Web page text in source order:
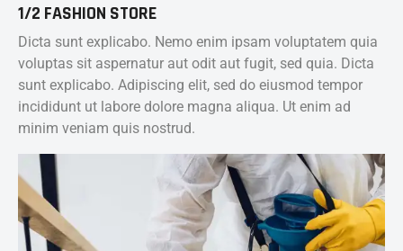
1/2 FASHION STORE
Dicta sunt explicabo. Nemo enim ipsam voluptatem quia
voluptas sit aspernatur aut odit aut fugit, sed quia. Dicta
sunt explicabo. Adipiscing elit, sed do eiusmod tempor
incididunt ut labore dolore magna aliqua. Ut enim ad
minim veniam quis nostrud.